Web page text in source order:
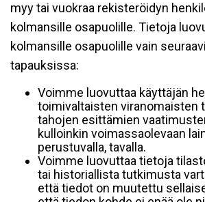
myy tai vuokraa rekisteröidyn
kolmansille osapuolille. Tietoja
kolmansille osapuolille vain
tapauksissa:
Voimme luovuttaa käyttäjän
toimivaltaisten viranomaisten
tahojen esittämien
kulloinkin voimassaolevaan
perustuvalla, tavalla.
Voimme luovuttaa tietoja
tai historiallista tutkimusta
että tiedot on muutettu